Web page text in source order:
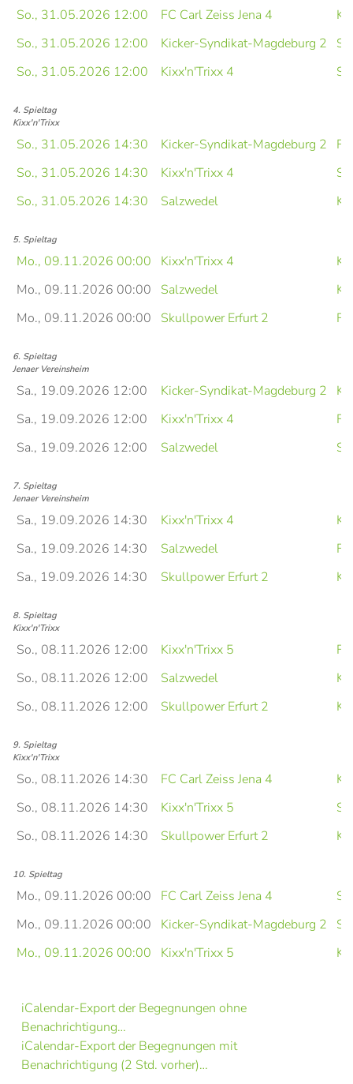
So., 31.05.2026 12:00 FC Carl Zeiss Jena 4
So., 31.05.2026 12:00
Kicker-Syndikat-Magdeburg 2
So., 31.05.2026 12:00
Kixx'n'Trixx 4
4. Spieltag
Kixx'n'Trixx
So., 31.05.2026 14:30 Kicker-Syndikat-Magdeburg 2
So., 31.05.2026 14:30
Kixx'n'Trixx 4
So., 31.05.2026 14:30
Salzwedel
5. Spieltag
Mo., 09.11.2026 00:00 Kixx'n'Trixx 4
Mo., 09.11.2026 00:00
Salzwedel
Mo., 09.11.2026 00:00
Skullpower Erfurt 2
6. Spieltag
Jenaer Vereinsheim
Sa., 19.09.2026 12:00 Kicker-Syndikat-Magdeburg 2
Sa., 19.09.2026 12:00
Kixx'n'Trixx 4
Sa., 19.09.2026 12:00
Salzwedel
7. Spieltag
Jenaer Vereinsheim
Sa., 19.09.2026 14:30 Kixx'n'Trixx 4
Sa., 19.09.2026 14:30
Salzwedel
Sa., 19.09.2026 14:30
Skullpower Erfurt 2
8. Spieltag
Kixx'n'Trixx
So., 08.11.2026 12:00 Kixx'n'Trixx 5
So., 08.11.2026 12:00
Salzwedel
So., 08.11.2026 12:00
Skullpower Erfurt 2
9. Spieltag
Kixx'n'Trixx
So., 08.11.2026 14:30 FC Carl Zeiss Jena 4
So., 08.11.2026 14:30
Kixx'n'Trixx 5
So., 08.11.2026 14:30
Skullpower Erfurt 2
10. Spieltag
Mo., 09.11.2026 00:00 FC Carl Zeiss Jena 4
Mo., 09.11.2026 00:00
Kicker-Syndikat-Magdeburg 2
Mo., 09.11.2026 00:00
Kixx'n'Trixx 5
iCalendar-Export der Begegnungen ohne
Benachrichtigung…
iCalendar-Export der Begegnungen mit
Benachrichtigung (2 Std. vorher)…